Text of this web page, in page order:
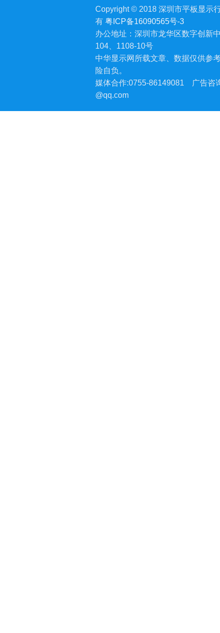
Copyright © 2018 深圳市平板显示
有 粤ICP备16090565号-3
办公地址：深圳市龙华区数字创新
104、1108-10号
中华显示网所载文章、数据仅供参
险自负。
媒体合作:0755-86149081
广告咨
@qq.com